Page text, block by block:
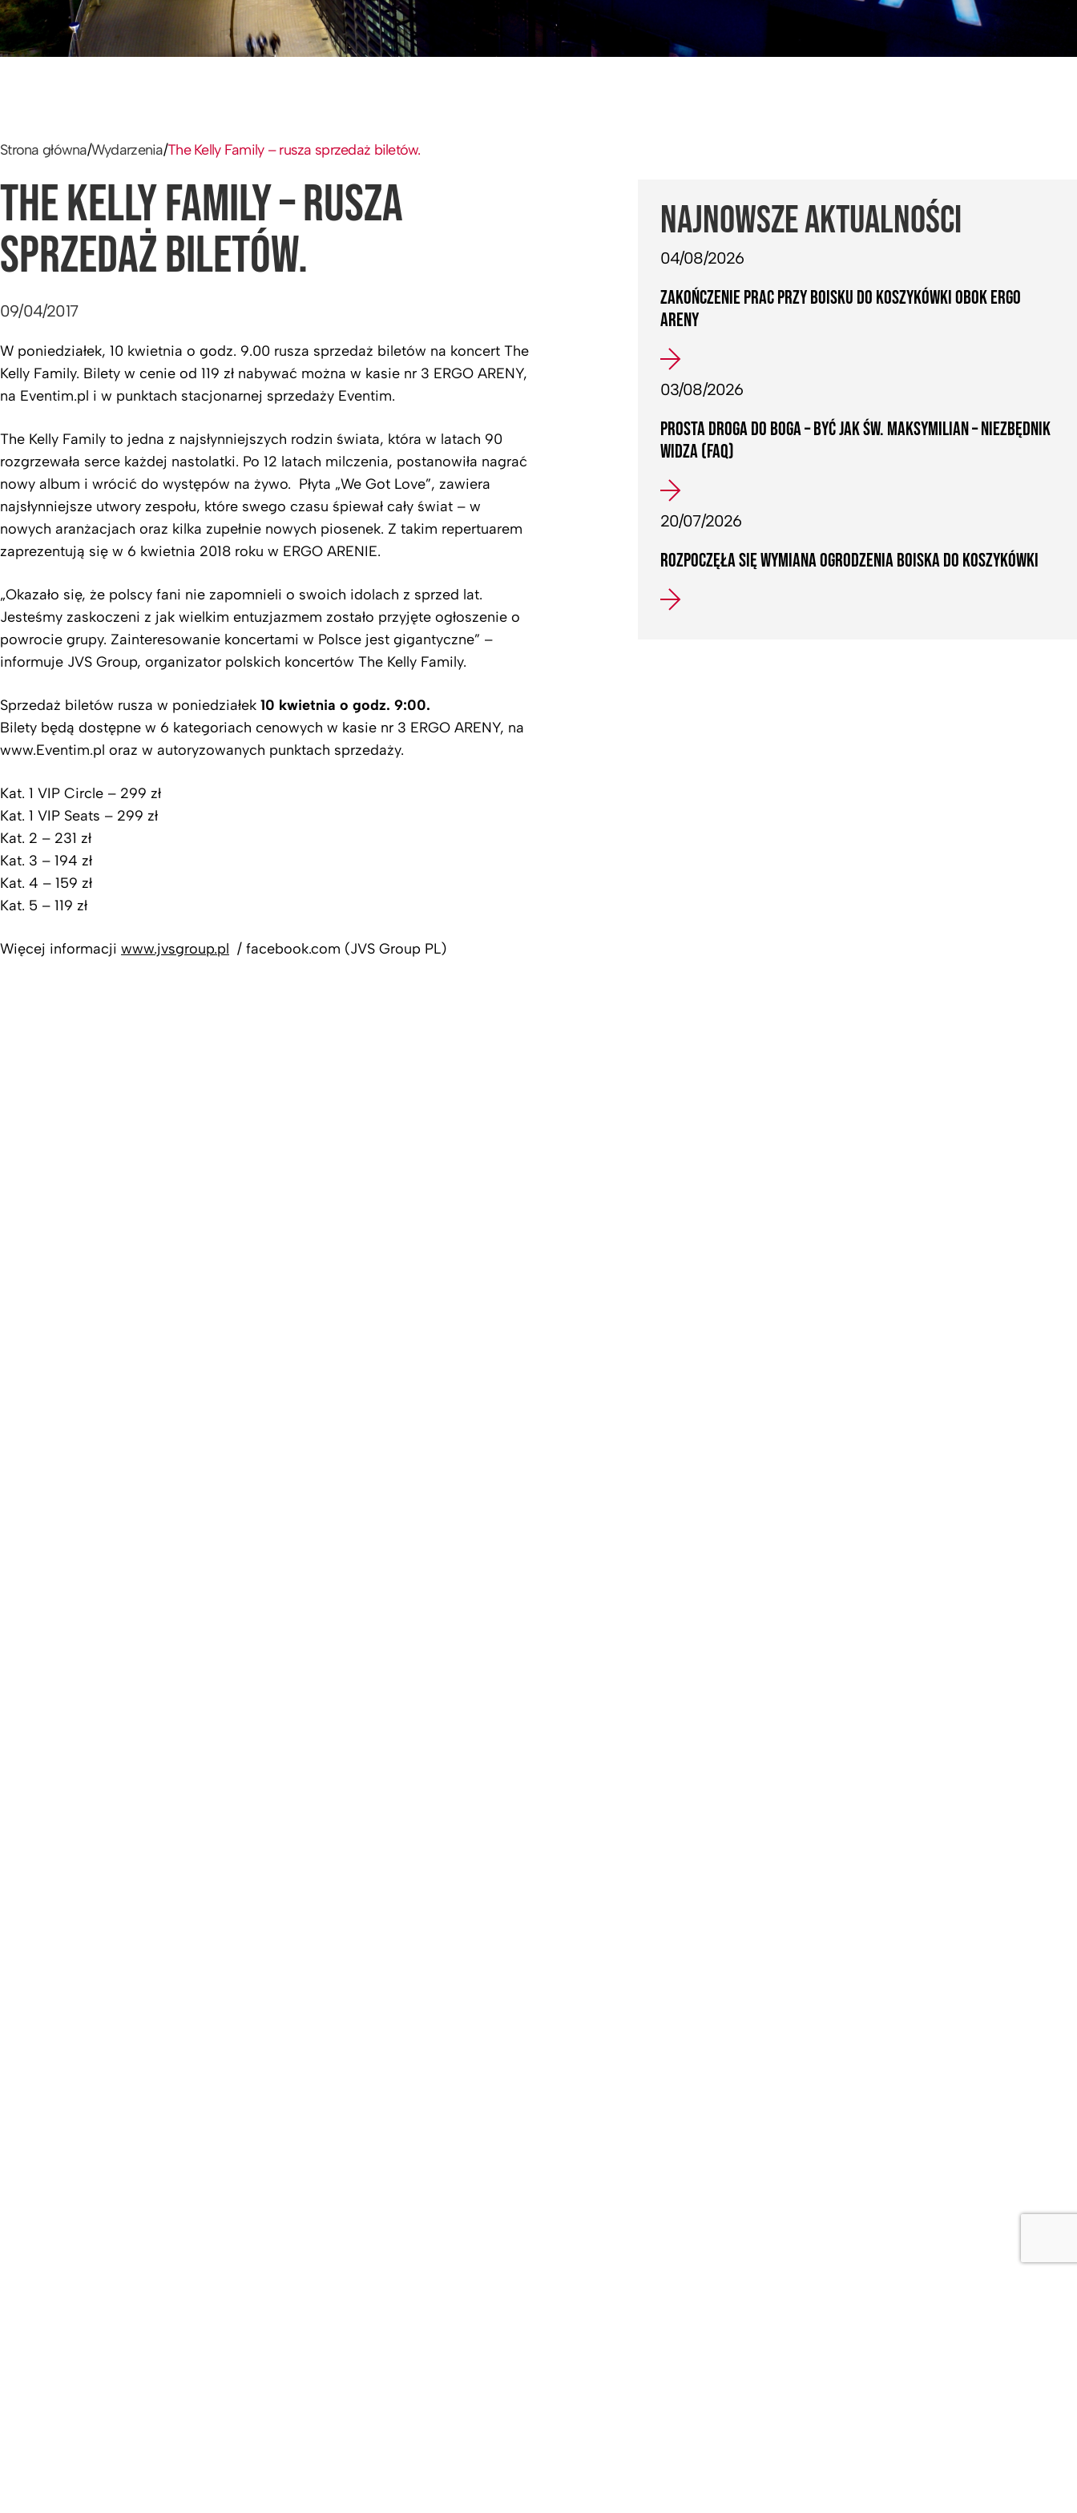
Strona główna/Wydarzenia/The Kelly Family – rusza sprzedaż biletów.
THE KELLY FAMILY – RUSZA
SPRZEDAŻ BILETÓW.
09/04/2017
W poniedziałek, 10 kwietnia o godz. 9.00 rusza sprzedaż biletów na koncert The
Kelly Family. Bilety w cenie od 119 zł nabywać można w kasie nr 3 ERGO ARENY,
na Eventim.pl i w punktach stacjonarnej sprzedaży Eventim.
The Kelly Family to jedna z najsłynniejszych rodzin świata, która w latach 90
rozgrzewała serce każdej nastolatki. Po 12 latach milczenia, postanowiła nagrać
nowy album i wrócić do występów na żywo. Płyta „We Got Love”, zawiera
najsłynniejsze utwory zespołu, które swego czasu śpiewał cały świat – w
nowych aranżacjach oraz kilka zupełnie nowych piosenek. Z takim repertuarem
zaprezentują się w 6 kwietnia 2018 roku w ERGO ARENIE.
„Okazało się, że polscy fani nie zapomnieli o swoich idolach z sprzed lat.
Jesteśmy zaskoczeni z jak wielkim entuzjazmem zostało przyjęte ogłoszenie o
powrocie grupy. Zainteresowanie koncertami w Polsce jest gigantyczne” –
informuje JVS Group, organizator polskich koncertów The Kelly Family.
Sprzedaż biletów rusza w poniedziałek 10 kwietnia o godz. 9:00.
Bilety będą dostępne w 6 kategoriach cenowych w kasie nr 3 ERGO ARENY, na
www.Eventim.pl oraz w autoryzowanych punktach sprzedaży.
Kat. 1 VIP Circle – 299 zł
Kat. 1 VIP Seats – 299 zł
Kat. 2 – 231 zł
Kat. 3 – 194 zł
Kat. 4 – 159 zł
Kat. 5 – 119 zł
Więcej informacji www.jvsgroup.pl / facebook.com (JVS Group PL)
NAJNOWSZE AKTUALNOŚCI
04/08/2026
ZAKOŃCZENIE PRAC PRZY BOISKU DO KOSZYKÓWKI OBOK ERGO
ARENY
03/08/2026
PROSTA DROGA DO BOGA – BYĆ JAK ŚW. MAKSYMILIAN – NIEZBĘDNIK
WIDZA (FAQ)
20/07/2026
ROZPOCZĘŁA SIĘ WYMIANA OGRODZENIA BOISKA DO KOSZYKÓWKI